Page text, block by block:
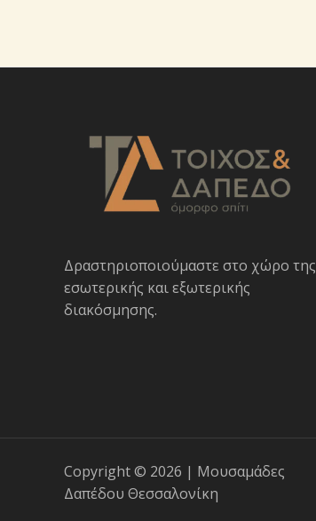
Δραστηριοποιoύμαστε στο χώρο της
εσωτερικής και εξωτερικής
διακόσμησης.
Copyright © 2026 | Μουσαμάδες
Δαπέδου Θεσσαλονίκη